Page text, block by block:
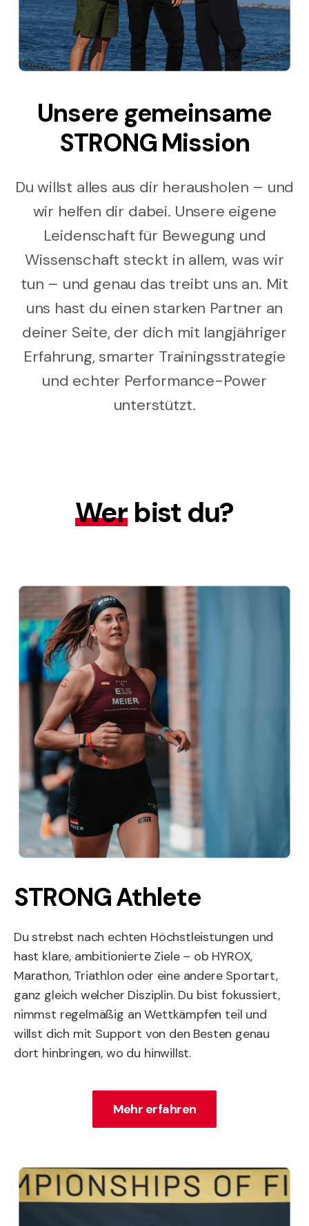
Unsere gemeinsame
STRONG Mission
Du willst alles aus dir herausholen – und
wir helfen dir dabei. Unsere eigene
Leidenschaft für Bewegung und
Wissenschaft steckt in allem, was wir
tun – und genau das treibt uns an. Mit
uns hast du einen starken Partner an
deiner Seite, der dich mit langjähriger
Erfahrung, smarter Trainingsstrategie
und echter Performance-Power
unterstützt.
Wer bist du?
STRONG Athlete
Du strebst nach echten Höchstleistungen und
hast klare, ambitionierte Ziele – ob HYROX,
Marathon, Triathlon oder eine andere Sportart,
ganz gleich welcher Disziplin. Du bist fokussiert,
nimmst regelmäßig an Wettkämpfen teil und
willst dich mit Support von den Besten genau
dort hinbringen, wo du hinwillst.
Mehr erfahren